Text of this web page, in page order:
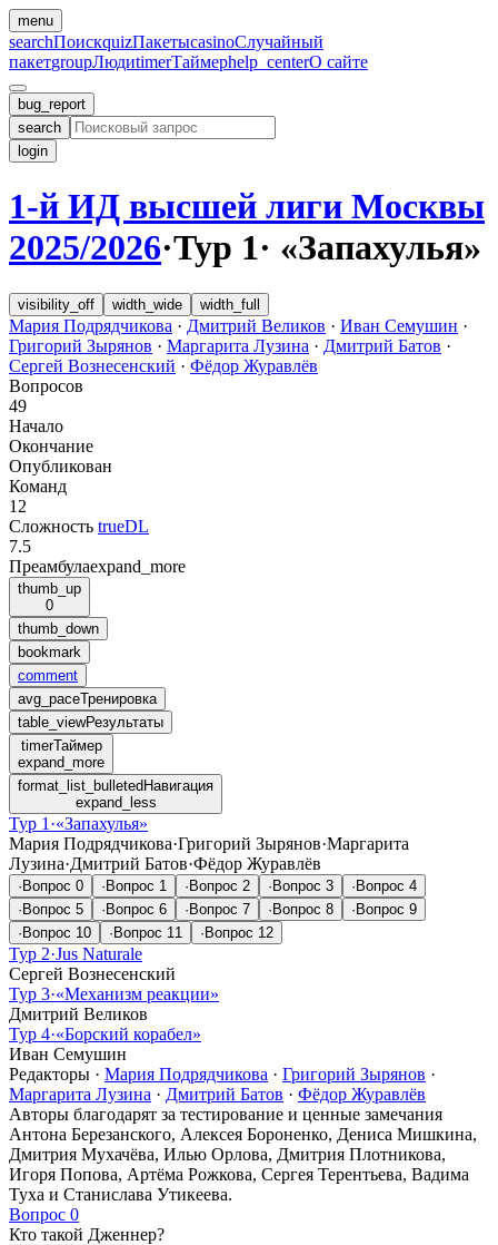
menu
searchПоискquizПакетыcasinoСлучайный
пакетgroupЛюдиtimerТаймерhelp_centerО сайте
bug_report
search
login
1-й ИД высшей лиги Москвы
2025/2026·Тур 1· «Запахулья»
visibility_off width_wide width_full
Мария Подрядчикова · Дмитрий Великов · Иван Семушин ·
Григорий Зырянов · Маргарита Лузина · Дмитрий Батов ·
Сергей Вознесенский · Фёдор Журавлёв
Вопросов
49
Начало
Окончание
Опубликован
Команд
12
Сложность trueDL
7.5
Преамбулаexpand_more
thumb_up
0
thumb_down
bookmark
comment
avg_paceТренировка
table_viewРезультаты
timerТаймер
expand_more
format_list_bulleted Навигация
expand_less
Тур 1 ·«Запахулья»
Мария Подрядчикова·Григорий Зырянов·Маргарита
Лузина·Дмитрий Батов·Фёдор Журавлёв
· Вопрос 0 · Вопрос 1 · Вопрос 2 · Вопрос 3 · Вопрос 4
· Вопрос 5 · Вопрос 6 · Вопрос 7 · Вопрос 8 · Вопрос 9
· Вопрос 10 · Вопрос 11 · Вопрос 12
Тур 2·Jus Naturale
Сергей Вознесенский
Тур 3·«Механизм реакции»
Дмитрий Великов
Тур 4·«Борский корабел»
Иван Семушин
Редакторы · Мария Подрядчикова · Григорий Зырянов ·
Маргарита Лузина · Дмитрий Батов · Фёдор Журавлёв
Авторы благодарят за тестирование и ценные замечания
Антона Березанского, Алексея Бороненко, Дениса Мишкина,
Дмитрия Мухачёва, Илью Орлова, Дмитрия Плотникова,
Игоря Попова, Артёма Рожкова, Сергея Терентьева, Вадима
Туха и Станислава Утикеева.
Вопрос 0
Кто такой Дженнер?